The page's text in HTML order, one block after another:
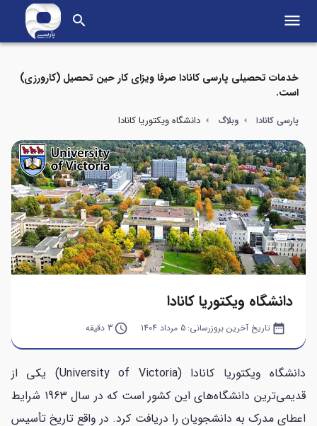
search menu
خدمات تحصیلی پارسی کانادا صرفا ویزای کار حین تحصیل (کارورزی)
است.
پارسی کانادا وبلاگ دانشگاه ویکتوریا کانادا
دانشگاه ویکتوریا کانادا
date_range تاریخ آخرین بروزرسانی: 5 مرداد 1404 query_builder3 دقیقه
دانشگاه ویکتوریا کانادا (University of Victoria) یکی از
قدیمی‌ترین دانشگاه‌های این کشور است که در سال 1963 شرایط
اعطای مدرک به دانشجویان را دریافت کرد. در واقع تاریخ تأسیس